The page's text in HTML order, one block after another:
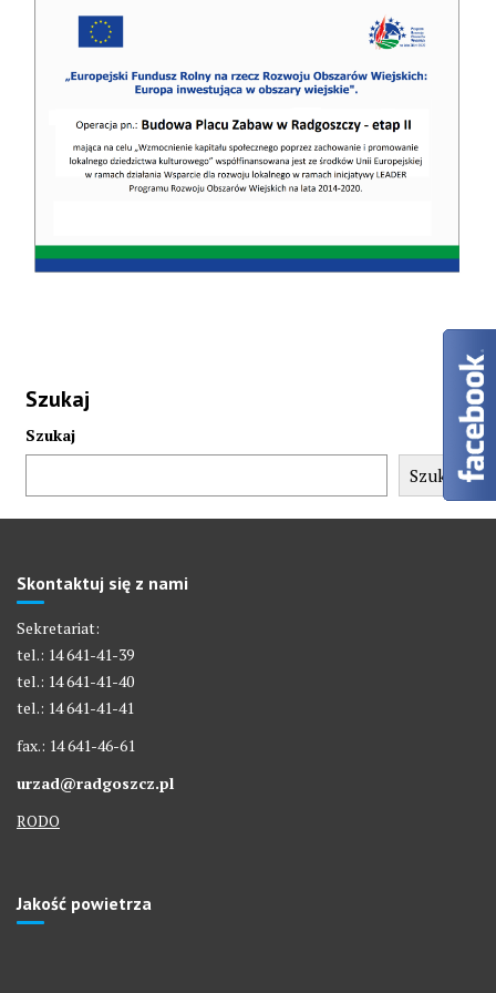
Szukaj
Szukaj
Szukaj
Skontaktuj się z nami
Sekretariat:
tel.: 14 641-41-39
tel.: 14 641-41-40
tel.: 14 641-41-41
fax.: 14 641-46-61
urzad@radgoszcz.pl
RODO
Jakość powietrza